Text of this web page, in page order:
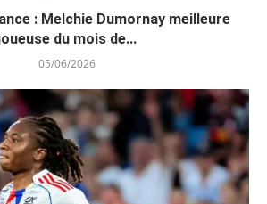
: Melchie Dumornay meilleure
du mois de...
05/06/2026